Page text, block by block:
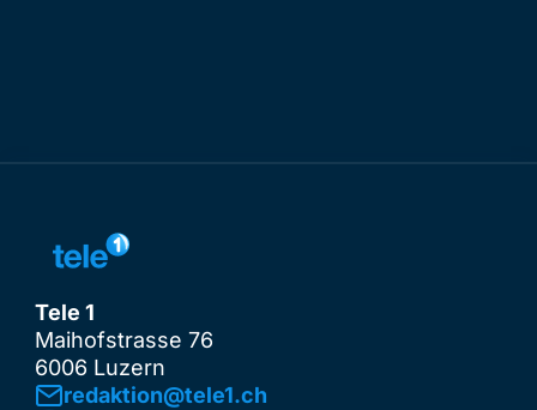
Tele 1
Maihofstrasse 76
6006 Luzern
redaktion@tele1.ch